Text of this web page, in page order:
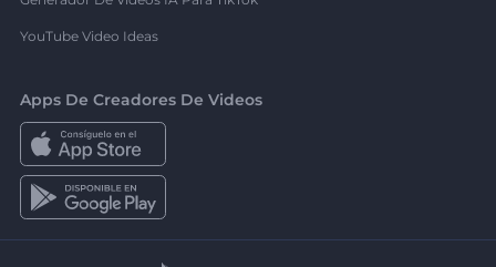
YouTube Video Ideas
Apps De Creadores De Videos